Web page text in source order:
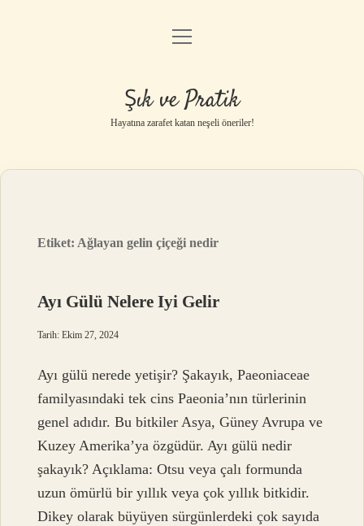
Anasayfa
Yasal Uyarı
menüyü
Şık ve Pratik
Hayatına zarafet katan neşeli öneriler!
Etiket: Ağlayan gelin çiçeği nedir
Ayı Gülü Nelere Iyi Gelir
Tarih: Ekim 27, 2024
Ayı gülü nerede yetişir? Şakayık, Paeoniaceae
familyasındaki tek cins Paeonia’nın türlerinin
genel adıdır. Bu bitkiler Asya, Güney Avrupa ve
Kuzey Amerika’ya özgüdür. Ayı gülü nedir
şakayık? Açıklama: Otsu veya çalı formunda
uzun ömürlü bir yıllık veya çok yıllık bitkidir.
Dikey olarak büyüyen sürgünlerdeki çok sayıda